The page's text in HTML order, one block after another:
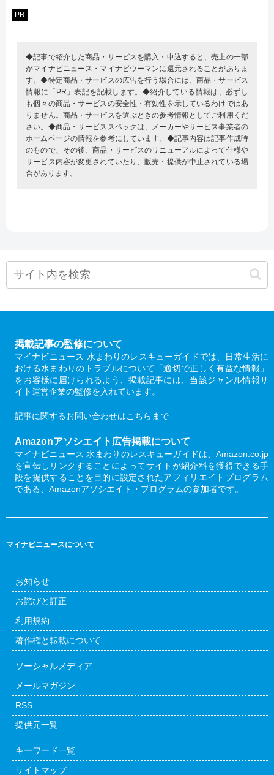
PR
◆記事で紹介した商品・サービスを購入・申込すると、売上の一部
がマイナビニュース・マイナビウーマンに還元されることがありま
す。◆特定商品・サービスの広告を行う場合には、商品・サービス
情報に「PR」表記を記載します。◆紹介している情報は、必ずし
も個々の商品・サービスの安全性・有効性を示しているわけではあ
りません。商品・サービスを選ぶときの参考情報としてご利用くだ
さい。◆商品・サービススペックは、メーカーやサービス事業者の
ホームページの情報を参考にしています。◆記事内容は記事作成時
のもので、その後、商品・サービスのリニューアルによって仕様や
サービス内容が変更されていたり、販売・提供が中止されている場
合があります。
掲載記事の監修について
マイナビニュース 水まわりのレスキューガイドでは、日常生活に
おける水まわりのトラブルについて「適切で正しく有益な情報」
をお客様に届けられるよう、掲載記事には、当該ジャンル情報サ
イト運営企業の監修を入れています。
記事に関するお問い合わせはこちら まで
Amazonアソシエイト広告掲載について
マイナビニュース 水まわりのレスキューガイドは、Amazon.co.jp
を宣伝しリンクすることによってサイトが紹介料を獲得できる手
段を提供することを目的に設定されたアフィリエイトプログラム
である、Amazonアソシエイト・プログラムの参加者です。
マイナビニュースについて
お知らせ
お詫びと訂正
利用規約
著作権と転載について
ソーシャルメディア
メールマガジン
RSS
提供元一覧
キーワード一覧
サイトマップ